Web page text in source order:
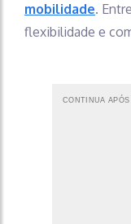
mobilidade.
flexibilidade e
CONTINUA